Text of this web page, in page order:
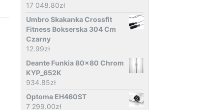
17 048.80zł
Umbro Skakanka Crossfit
Fitness Bokserska 304 Cm
Czarny
12.99zł
Deante Funkia 80x80 Chrom
KYP_652K
934.85zł
Optoma EH460ST
7 299.00zł